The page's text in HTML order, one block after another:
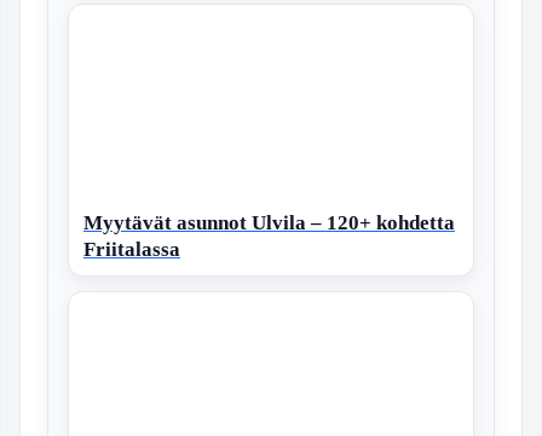
Myytävät asunnot Ulvila – 120+ kohdetta
Friitalassa